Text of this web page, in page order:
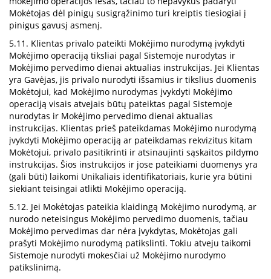
Mokėtojas dėl pinigų susigrąžinimo turi kreiptis tiesiogiai į
pinigus gavusį asmenį.
5.11. Klientas privalo pateikti Mokėjimo nurodymą įvykdyti
Mokėjimo operaciją tiksliai pagal Sistemoje nurodytas ir
Mokėjimo pervedimo dienai aktualias instrukcijas. Jei Klientas
yra Gavėjas, jis privalo nurodyti išsamius ir tikslius duomenis
Mokėtojui, kad Mokėjimo nurodymas įvykdyti Mokėjimo
operaciją visais atvejais būtų pateiktas pagal Sistemoje
nurodytas ir Mokėjimo pervedimo dienai aktualias
instrukcijas. Klientas prieš pateikdamas Mokėjimo nurodymą
įvykdyti Mokėjimo operaciją ar pateikdamas rekvizitus kitam
Mokėtojui, privalo pasitikrinti ir atsinaujinti sąskaitos pildymo
instrukcijas. Šios instrukcijos ir jose pateikiami duomenys yra
(gali būti) laikomi Unikaliais identifikatoriais, kurie yra būtini
siekiant teisingai atlikti Mokėjimo operaciją.
5.12. Jei Mokėtojas pateikia klaidingą Mokėjimo nurodymą, ar
nurodo neteisingus Mokėjimo pervedimo duomenis, tačiau
Mokėjimo pervedimas dar nėra įvykdytas, Mokėtojas gali
prašyti Mokėjimo nurodymą patikslinti. Tokiu atveju taikomi
Sistemoje nurodyti mokesčiai už Mokėjimo nurodymo
patikslinimą.